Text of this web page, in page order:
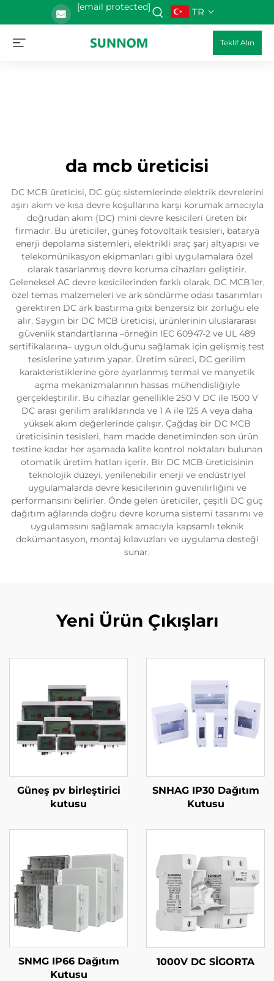
[email protected] TR
Teklif Alın
da mcb üreticisi
DC MCB üreticisi, DC güç sistemlerinde elektrik devrelerini
aşırı akım ve kısa devre koşullarına karşı korumak amacıyla
doğrudan akım (DC) mini devre kesicileri üreten bir
firmadır. Bu üreticiler, güneş fotovoltaik tesisleri, batarya
enerji depolama sistemleri, elektrikli araç şarj altyapısı ve
telekomünikasyon ekipmanları gibi uygulamalara özel
olarak tasarlanmış devre koruma cihazları geliştirir.
Geleneksel AC devre kesicilerinden farklı olarak, DC MCB’ler,
özel temas malzemeleri ve ark söndürme odası tasarımları
gerektiren DC ark bastırma gibi benzersiz bir zorluğu ele
alır. Saygın bir DC MCB üreticisi, ürünlerinin uluslararası
güvenlik standartlarına –örneğin IEC 60947-2 ve UL 489
sertifikalarına– uygun olduğunu sağlamak için gelişmiş test
tesislerine yatırım yapar. Üretim süreci, DC gerilim
karakteristiklerine göre ayarlanmış termal ve manyetik
açma mekanizmalarının hassas mühendisliğiyle
gerçekleştirilir. Bu cihazlar genellikle 250 V DC ile 1500 V
DC arası gerilim aralıklarında ve 1 A ile 125 A veya daha
yüksek akım değerlerinde çalışır. Çağdaş bir DC MCB
üreticisinin tesisleri, ham madde denetiminden son ürün
testine kadar her aşamada kalite kontrol noktaları bulunan
otomatik üretim hatları içerir. Bir DC MCB üreticisinin
teknolojik düzeyi, yenilenebilir enerji ve endüstriyel
uygulamalarda devre kesicilerinin güvenilirliğini ve
performansını belirler. Önde gelen üreticiler, çeşitli DC güç
dağıtım ağlarında doğru devre koruma sistemi tasarımı ve
uygulamasını sağlamak amacıyla kapsamlı teknik
dokümantasyon, montaj kılavuzları ve uygulama desteği
sunar.
Yeni Ürün Çıkışları
Güneş pv birleştirici
kutusu
SNHAG IP30 Dağıtım
Kutusu
SNMG IP66 Dağıtım
Kutusu
1000V DC SİGORTA